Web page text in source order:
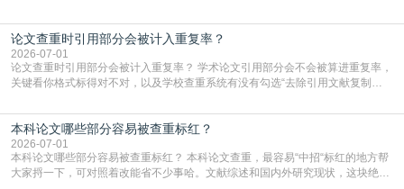
真的太亏。提前做AIGC检测，已经成了很多过来人交稿前必做的一步。为什么
AIGC检测成了论文答辩投稿前的必备项？可能还有不少人觉得，我就用AI搭了个
框架，内容都是自己写的，至于做AIG
论文查重时引用部分会被计入重复率？
2026-07-01
论文查重时引用部分会被计入重复率？ 学术论文引用部分会不会被算进重复率，
关键看你格式标得对不对，以及学校查重系统有没有勾选“去除引用文献复制
独占一行，每条文献用[1][2]方括号编号、与正文一一对应，著录项符合GB/T
7714（作者、题名、刊名、年、卷期、页码齐全，标点用半角）；查重系统识别
成功后通常把这段标为引用，
本科论文哪些部分容易被查重标红？
2026-07-01
本科论文哪些部分容易被查重标红？ 本科论文查重，最容易“中招“标红的地方帮
大家捋一下，可对照着改能省不少事哈。文献综述和国内外研究现状，这块绝对